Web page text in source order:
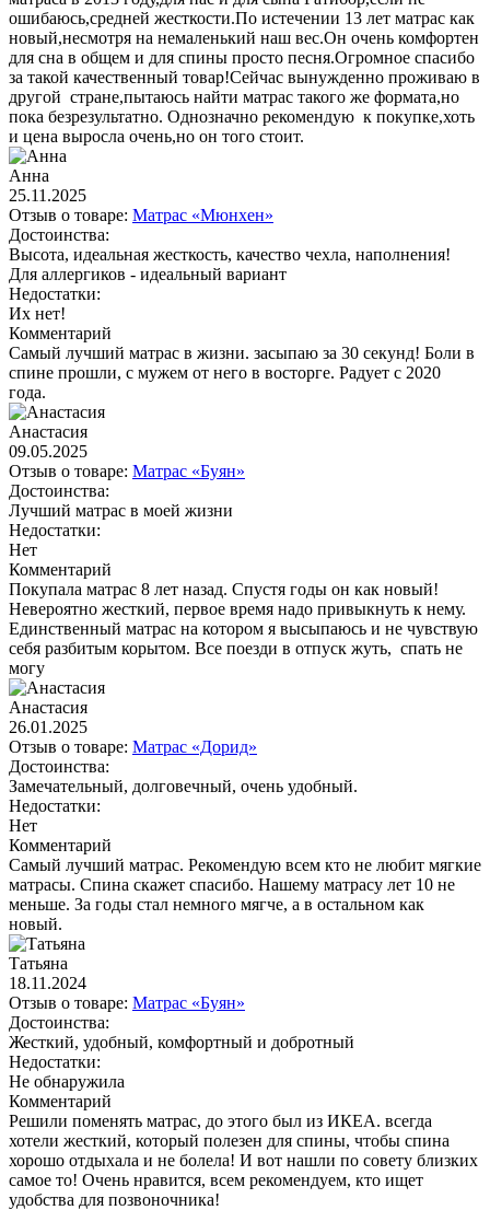
ошибаюсь,средней жесткости.По истечении 13 лет матрас как
новый,несмотря на немаленький наш вес.Он очень комфортен
для сна в общем и для спины просто песня.Огромное спасибо
за такой качественный товар!Сейчас вынужденно проживаю в
другой стране,пытаюсь найти матрас такого же формата,но
пока безрезультатно. Однозначно рекомендую к покупке,хоть
и цена выросла очень,но он того стоит.
Анна
25.11.2025
Отзыв о товаре: Матрас «Мюнхен»
Достоинства:
Высота, идеальная жесткость, качество чехла, наполнения!
Для аллергиков - идеальный вариант
Недостатки:
Их нет!
Комментарий
Самый лучший матрас в жизни. засыпаю за 30 секунд! Боли в
спине прошли, с мужем от него в восторге. Радует с 2020
года.
Анастасия
09.05.2025
Отзыв о товаре: Матрас «Буян»
Достоинства:
Лучший матрас в моей жизни
Недостатки:
Нет
Комментарий
Покупала матрас 8 лет назад. Спустя годы он как новый!
Невероятно жесткий, первое время надо привыкнуть к нему.
Единственный матрас на котором я высыпаюсь и не чувствую
себя разбитым корытом. Все поезди в отпуск жуть, спать не
могу
Анастасия
26.01.2025
Отзыв о товаре: Матрас «Дорид»
Достоинства:
Замечательный, долговечный, очень удобный.
Недостатки:
Нет
Комментарий
Самый лучший матрас. Рекомендую всем кто не любит мягкие
матрасы. Спина скажет спасибо. Нашему матрасу лет 10 не
меньше. За годы стал немного мягче, а в остальном как
новый.
Татьяна
18.11.2024
Отзыв о товаре: Матрас «Буян»
Достоинства:
Жесткий, удобный, комфортный и добротный
Недостатки:
Не обнаружила
Комментарий
Решили поменять матрас, до этого был из ИКЕА. всегда
хотели жесткий, который полезен для спины, чтобы спина
хорошо отдыхала и не болела! И вот нашли по совету близких
самое то! Очень нравится, всем рекомендуем, кто ищет
удобства для позвоночника!